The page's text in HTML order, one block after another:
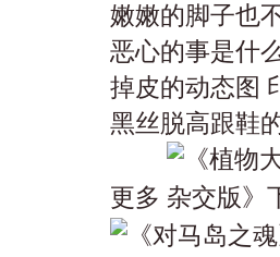
嫩嫩的脚子也
恶心的事是什
掉皮的动态图
黑丝脱高跟鞋
更多